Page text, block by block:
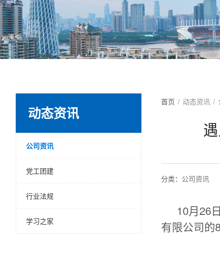
动态资讯
公司资讯
党工团建
行业法规
学习之家
首页 / 动态资讯 /
分类： 公司资讯
10月26
有限公司的